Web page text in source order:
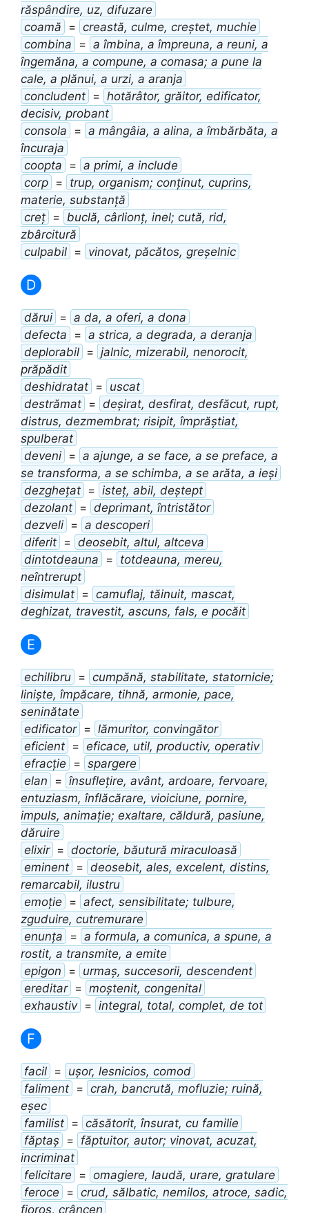
răspândire, uz, difuzare
coamă = creastă, culme, creștet, muchie
combina = a îmbina, a împreuna, a reuni, a
îngemăna, a compune, a comasa; a pune la
cale, a plănui, a urzi, a aranja
concludent = hotărâtor, grăitor, edificator,
decisiv, probant
consola = a mângâia, a alina, a îmbărbăta, a
încuraja
coopta = a primi, a include
corp = trup, organism; conținut, cuprins,
materie, substanță
creț = buclă, cârlionț, inel; cută, rid,
zbârcitură
culpabil = vinovat, păcătos, greșelnic
D
dărui = a da, a oferi, a dona
defecta = a strica, a degrada, a deranja
deplorabil = jalnic, mizerabil, nenorocit,
prăpădit
deshidratat = uscat
destrămat = deșirat, desfirat, desfăcut, rupt,
distrus, dezmembrat; risipit, împrăștiat,
spulberat
deveni = a ajunge, a se face, a se preface, a
se transforma, a se schimba, a se arăta, a ieși
dezghețat = isteț, abil, deștept
dezolant = deprimant, întristător
dezveli = a descoperi
diferit = deosebit, altul, altceva
dintotdeauna = totdeauna, mereu,
neîntrerupt
disimulat = camuflaj, tăinuit, mascat,
deghizat, travestit, ascuns, fals, e pocăit
E
echilibru = cumpănă, stabilitate, statornicie;
liniște, împăcare, tihnă, armonie, pace,
seninătate
edificator = lămuritor, convingător
eficient = eficace, util, productiv, operativ
efracție = spargere
elan = însuflețire, avânt, ardoare, fervoare,
entuziasm, înflăcărare, vioiciune, pornire,
impuls, animație; exaltare, căldură, pasiune,
dăruire
elixir = doctorie, băutură miraculoasă
eminent = deosebit, ales, excelent, distins,
remarcabil, ilustru
emoție = afect, sensibilitate; tulbure,
zguduire, cutremurare
enunța = a formula, a comunica, a spune, a
rostit, a transmite, a emite
epigon = urmaș, succesorii, descendent
ereditar = moștenit, congenital
exhaustiv = integral, total, complet, de tot
F
facil = ușor, lesnicios, comod
faliment = crah, bancrută, mofluzie; ruină,
eșec
familist = căsătorit, însurat, cu familie
făptaș = făptuitor, autor; vinovat, acuzat,
incriminat
felicitare = omagiere, laudă, urare, gratulare
feroce = crud, sălbatic, nemilos, atroce, sadic,
fioros, crâncen